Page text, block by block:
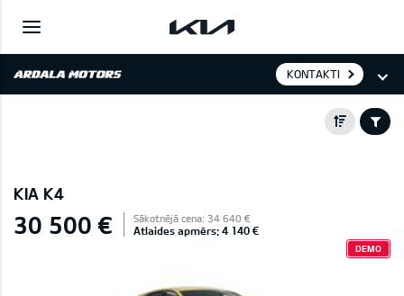
KONTAKTI
KIA K4
30 500 € Sākotnējā cena: 34 640 €
Atlaides apmērs: 4 140 €
DEMO